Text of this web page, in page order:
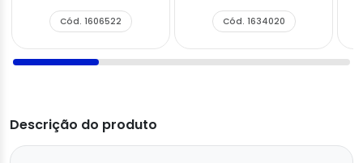
Cód. 1606522 Cód. 1634020
Descrição do produto